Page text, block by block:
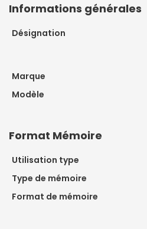
Informations générales
Désignation
Marque
Modèle
Format Mémoire
Utilisation type
Type de mémoire
Format de mémoire